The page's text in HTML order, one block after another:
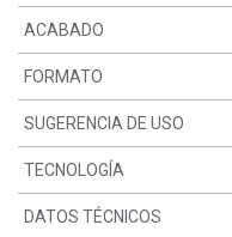
ACABADO
FORMATO
SUGERENCIA DE USO
TECNOLOGÍA
DATOS TÉCNICOS